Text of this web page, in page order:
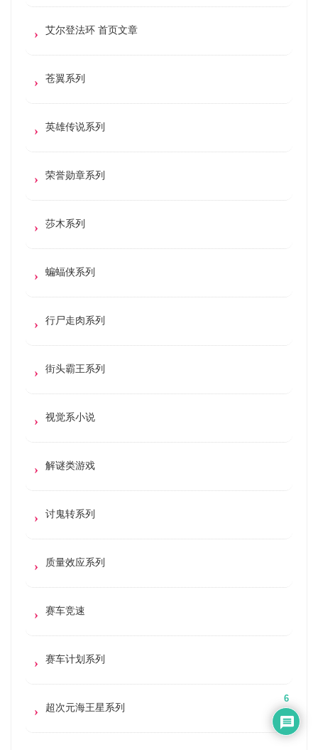
艾尔登法环 首页文章
苍翼系列
英雄传说系列
荣誉勋章系列
莎木系列
蝙蝠侠系列
行尸走肉系列
街头霸王系列
视觉系小说
解谜类游戏
讨鬼转系列
质量效应系列
赛车竞速
赛车计划系列
超次元海王星系列
6